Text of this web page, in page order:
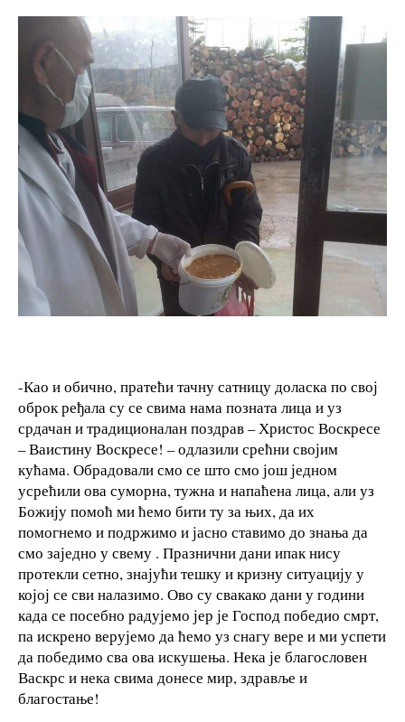
-Као и обично, пратећи тачну сатницу доласка по свој
оброк ређала су се свима нама позната лица и уз
срдачан и традиционалан поздрав – Христос Воскресе
– Ваистину Воскресе! – одлазили срећни својим
кућама. Обрадовали смо се што смо још једном
усрећили ова суморна, тужна и напаћена лица, али уз
Божију помоћ ми ћемо бити ту за њих, да их
помогнемо и подржимо и јасно ставимо до знања да
смо заједно у свему . Празнични дани ипак нису
протекли сетно, знајући тешку и кризну ситуацију у
којој се сви налазимо. Ово су свакако дани у години
када се посебно радујемо јер је Господ победио смрт,
па искрено верујемо да ћемо уз снагу вере и ми успети
да победимо сва ова искушења. Нека је благословен
Васкрс и нека свима донесе мир, здравље и
благостање!